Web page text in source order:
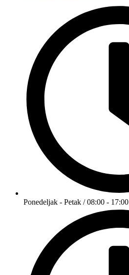
Ponedeljak - Petak / 08:00 - 17:00